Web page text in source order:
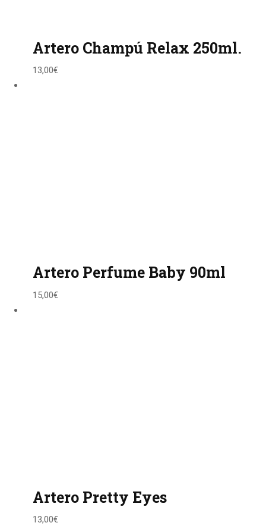
Artero Champú Relax 250ml.
13,00€
Artero Perfume Baby 90ml
15,00€
Artero Pretty Eyes
13,00€